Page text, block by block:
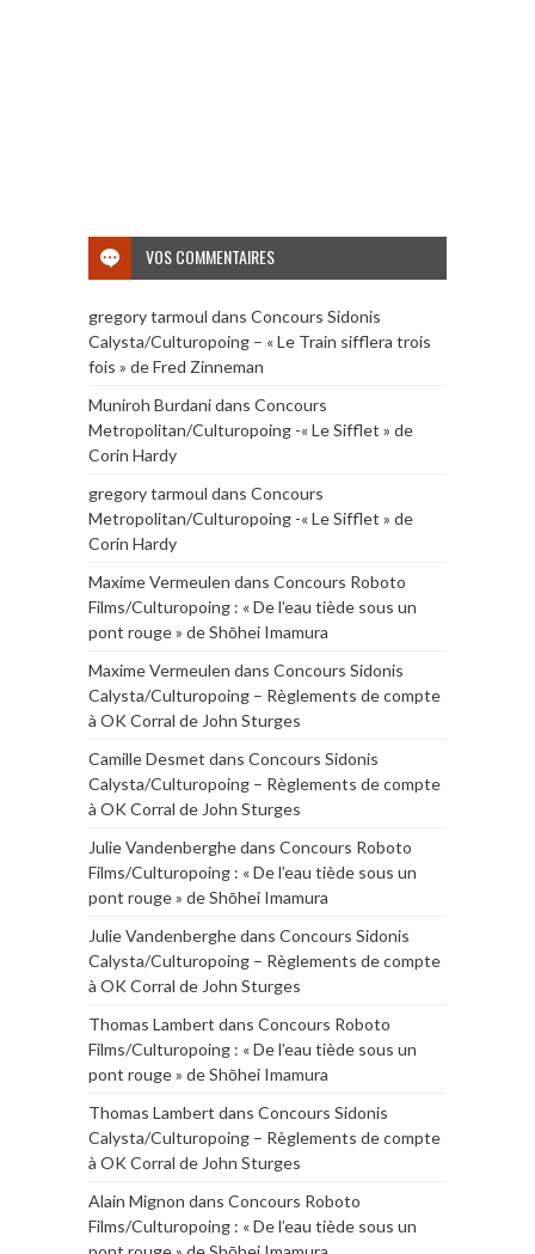
VOS COMMENTAIRES
gregory tarmoul dans Concours Sidonis
Calysta/Culturopoing – « Le Train sifflera trois
fois » de Fred Zinneman
Muniroh Burdanidans Concours
Metropolitan/Culturopoing -« Le Sifflet » de
Corin Hardy
gregory tarmoul dans Concours
Metropolitan/Culturopoing -« Le Sifflet » de
Corin Hardy
Maxime Vermeulen dans Concours Roboto
Films/Culturopoing : « De l’eau tiède sous un
pont rouge » de Shōhei Imamura
Maxime Vermeulen dans Concours Sidonis
Calysta/Culturopoing – Règlements de compte
à OK Corral de John Sturges
Camille Desmet dans Concours Sidonis
Calysta/Culturopoing – Règlements de compte
à OK Corral de John Sturges
Julie Vandenberghedans Concours Roboto
Films/Culturopoing : « De l’eau tiède sous un
pont rouge » de Shōhei Imamura
Julie Vandenberghedans Concours Sidonis
Calysta/Culturopoing – Règlements de compte
à OK Corral de John Sturges
Thomas Lambert dans Concours Roboto
Films/Culturopoing : « De l’eau tiède sous un
pont rouge » de Shōhei Imamura
Thomas Lambert dans Concours Sidonis
Calysta/Culturopoing – Règlements de compte
à OK Corral de John Sturges
Alain Mignon dans Concours Roboto
Films/Culturopoing : « De l’eau tiède sous un